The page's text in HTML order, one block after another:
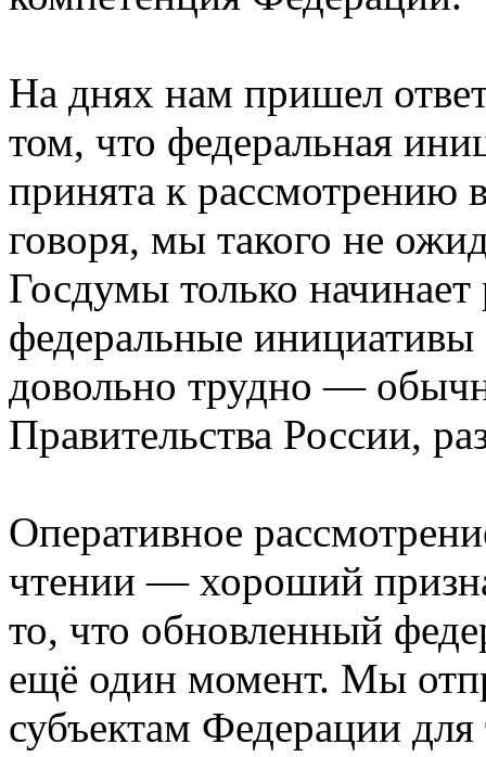
На днях нам пришел
том, что федеральная
принята к рассмотрению
говоря, мы такого не
Госдумы только начинает
федеральные
довольно трудно —
Правительства России,
Оперативное
чтении — хороший
то, что обновленный
ещё один момент. Мы
субъектам Федерации